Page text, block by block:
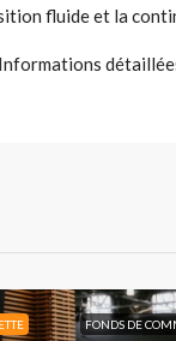
fluide et la
FONDS DE